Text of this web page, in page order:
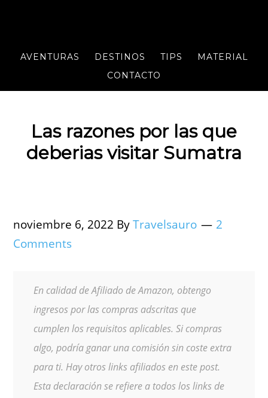
AVENTURAS DESTINOS TIPS
MATERIAL
CONTACTO
Las razones por las que
deberias visitar Sumatra
noviembre 6, 2022 ByTravelsauro
2
Comments
En calidad de Afiliado de Amazon, obtengo
ingresos por las compras adscritas que
cumplen los requisitos aplicables. Si compras
algo, podría ganar una comisión sin coste extra
para ti. Hay otros links afiliados en este post.
Esta declaración se refiere a todos los links de